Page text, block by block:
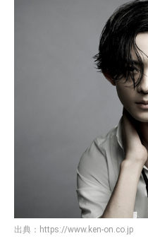
出典： https://www.ken-on.co.jp